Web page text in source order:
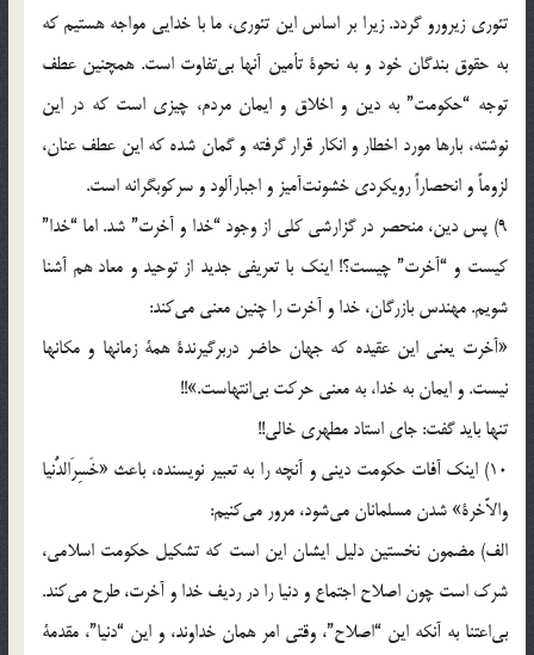
تئوری‌ زیرورو گردد. زیرا بر اساس‌ این‌ تئوری، ما با خدایی‌ مواجه‌ هستیم‌ که‌
به‌ حقوق‌ بندگان‌ خود و به‌ نحوة‌ تأمین‌ آنها بی‌تفاوت‌ است. همچنین‌ عطف‌
توجه‌ “حکومت” به‌ دین‌ و اخلاق‌ و ایمان‌ مردم، چیزی‌ است‌ که‌ در این‌
نوشته، بارها مورد اخطار و انکار قرار گرفته‌ و گمان‌ شده‌ که‌ این‌ عطف‌ عنان،
لزوماً‌ و انحصاراً‌ رویکردی‌ خشونت‌آمیز و اجبارآلود و سرکوبگرانه‌ است.
9) پس‌ دین، منحصر در گزارشی‌ کلی‌ از وجود “خدا و آخرت” شد. اما “خدا”
کیست‌ و “آخرت” چیست؟! اینک‌ با تعریفی‌ جدید از توحید و معاد هم‌ آشنا
شویم. مهندس‌ بازرگان، خدا و آخرت‌ را چنین‌ معنی‌ می‌کند:
«آخرت‌ یعنی‌ این‌ عقیده‌ که‌ جهان‌ حاضر دربرگیرندة‌ همة‌ زمانها و مکانها
نیست. و ایمان‌ به‌ خدا، به‌ معنی‌ حرکت‌ بی‌انتهاست.»!!
تنها باید گفت: جای‌ استاد مطهری‌ خالی!!
10) اینک‌ آفات‌ حکومت‌ دینی‌ و آنچه‌ را به‌ تعبیر نویسنده، باعث‌ «خَسِرَ‌الدُّنیا
والاَّخرة» شدن‌ مسلمانان‌ می‌شود، مرور می‌کنیم:
الف) مضمون‌ نخستین‌ دلیل‌ ایشان‌ این‌ است‌ که‌ تشکیل‌ حکومت‌ اسلامی،
شرک‌ است‌ چون‌ اصلاح‌ اجتماع‌ و دنیا را در ردیف‌ خدا و آخرت، طرح‌ می‌کند.
بی‌اعتنا به‌ آنکه‌ این‌ “اصلاح”، وقتی‌ امر همان‌ خداوند، و این‌ “دنیا”، مقدمة‌